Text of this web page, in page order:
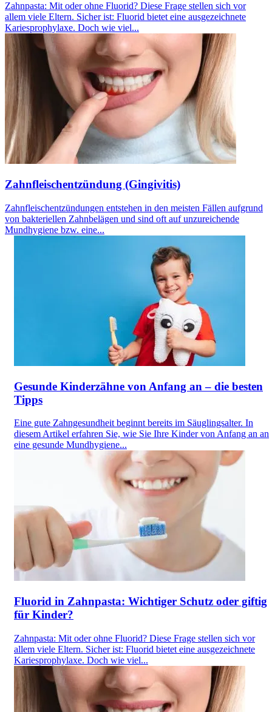
Zahnpasta: Mit oder ohne Fluorid? Diese Frage stellen sich vor
allem viele Eltern. Sicher ist: Fluorid bietet eine ausgezeichnete
Kariesprophylaxe. Doch wie viel...
Zahnfleischentzündung (Gingivitis)
Zahnfleischentzündungen entstehen in den meisten Fällen aufgrund
von bakteriellen Zahnbelägen und sind oft auf unzureichende
Mundhygiene bzw. eine...
Gesunde Kinderzähne von Anfang an – die besten
Tipps
Eine gute Zahngesundheit beginnt bereits im Säuglingsalter. In
diesem Artikel erfahren Sie, wie Sie Ihre Kinder von Anfang an an
eine gesunde Mundhygiene...
Fluorid in Zahnpasta: Wichtiger Schutz oder giftig
für Kinder?
Zahnpasta: Mit oder ohne Fluorid? Diese Frage stellen sich vor
allem viele Eltern. Sicher ist: Fluorid bietet eine ausgezeichnete
Kariesprophylaxe. Doch wie viel...